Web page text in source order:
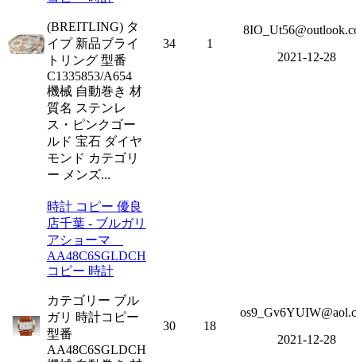
(BREITLING) タ
イプ 新品ブライ
トリング 型番
C1335853/A654
機械 自動巻き 材
質名 ステンレ
ス・ピンクゴー
ルド 宝石 ダイヤ
モンド カテゴリ
ー メンズ...
34 1
2021-12-28
時計 コピー 優良
店千葉 - ブルガリ
アショーマ
AA48C6SGLDCH
コピー 時計
カテゴリー ブル
ガリ 時計コピー
型番
AA48C6SGLDCH
30 18
2021-12-28